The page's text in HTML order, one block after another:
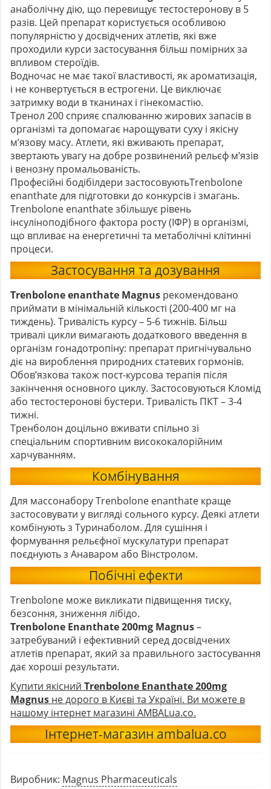
анаболічну дію, що перевищує тестостеронову в 5
разів. Цей препарат користується особливою
популярністю у досвідчених атлетів, які вже
проходили курси застосування більш помірних за
впливом стероїдів.
Водночас не має такої властивості, як ароматизація,
і не конвертується в естрогени. Це виключає
затримку води в тканинах і гінекомастію.
Тренол 200 сприяє спалюванню жирових запасів в
організмі та допомагає нарощувати суху і якісну
м’язову масу. Атлети, які вживають препарат,
звертають увагу на добре розвинений рельєф м’язів
і венозну промальованість.
Професійні бодібілдери застосовуютьTrenbolone
enanthate для підготовки до конкурсів і змагань.
Trenbolone enanthate збільшує рівень
інсуліноподібного фактора росту (ІФР) в організмі,
що впливає на енергетичні та метаболічні клітинні
процеси.
Застосування та дозування
Trenbolone enanthate Magnus рекомендовано
приймати в мінімальній кількості (200-400 мг на
тиждень). Тривалість курсу – 5-6 тижнів. Більш
тривалі цикли вимагають додаткового введення в
організм гонадотропіну: препарат пригнічувально
діє на вироблення природних статевих гормонів.
Обов’язкова також пост-курсова терапія після
закінчення основного циклу. Застосовуються Кломід
або тестостеронові бустери. Тривалість ПКТ – 3-4
тижні.
Тренболон доцільно вживати спільно зі
спеціальним спортивним висококалорійним
харчуванням.
Комбінування
Для массонабору Trenbolone enanthate краще
застосовувати у вигляді сольного курсу. Деякі атлети
комбінують з Туринаболом. Для сушіння і
формування рельєфної мускулатури препарат
поєднують з Анаваром або Вінстролом.
Побічні ефекти
Trenbolone може викликати підвищення тиску,
безсоння, зниження лібідо.
Trenbolone Enanthate 200mg Magnus–
затребуваний і ефективний серед досвідчених
атлетів препарат, який за правильного застосування
дає хороші результати.
Купити якісний Trenbolone Enanthate 200mg
Magnus не дорого в Києві та Україні. Ви можете в
нашому інтернет магазині AMBALua.co.
Інтернет-магазин ambalua.co
Виробник: Magnus Pharmaceuticals